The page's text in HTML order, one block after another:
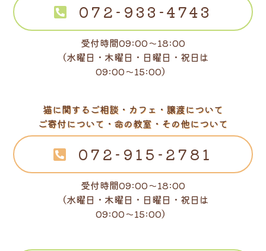
072-933-4743
受付時間09:00～18:00
（水曜日・木曜日・日曜日・祝日は
09:00～15:00）
猫に関するご相談・カフェ・譲渡について
ご寄付について・命の教室・その他について
072-915-2781
受付時間09:00～18:00
（水曜日・木曜日・日曜日・祝日は
09:00～15:00）